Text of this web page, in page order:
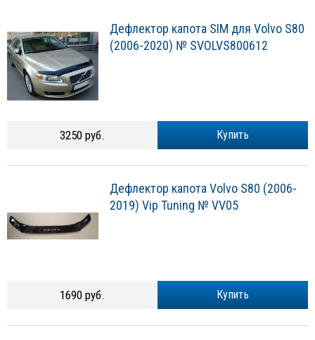
Дефлектор капота SIM для Volvo S80
(2006-2020) № SVOLVS800612
Купить
3250 руб.
Дефлектор капота Volvo S80 (2006-
2019) Vip Tuning № VV05
Купить
1690 руб.